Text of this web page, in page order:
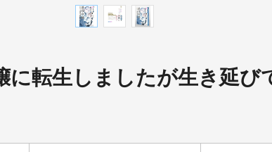
に転生しましたが生き延び